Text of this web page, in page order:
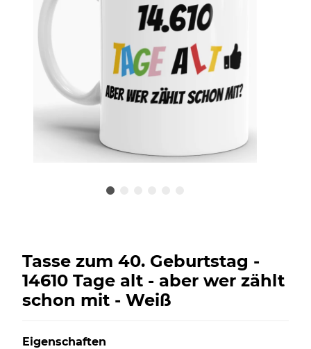
Tasse zum 40. Geburtstag -
14610 Tage alt - aber wer zählt
schon mit - Weiß
Eigenschaften